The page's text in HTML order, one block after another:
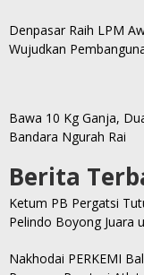
Denpasar Raih LPM
Wujudkan
Bawa 10 Kg Ganja,
Bandara Ngurah Rai
Berita
Ketum PB Pergatsi
Pelindo Boyong Juara
Nakhodai PERKEMI